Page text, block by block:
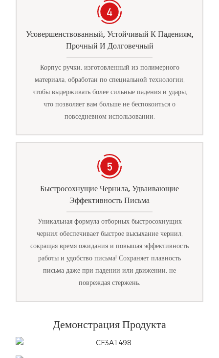
Усовершенствованный, Устойчивый К Падениям,
Прочный И Долговечный
Корпус ручки, изготовленный из полимерного
материала, обработан по специальной технологии,
чтобы выдерживать более сильные падения и удары,
что позволяет вам больше не беспокоиться о
повседневном использовании.
Быстросохнущие Чернила, Удваивающие
Эффективность Письма
Уникальная формула отборных быстросохнущих
чернил обеспечивает быстрое высыхание чернил,
сокращая время ожидания и повышая эффективность
работы и удобство письма! Сохраняет плавность
письма даже при падении или движении, не
повреждая стержень.
Демонстрация Продукта